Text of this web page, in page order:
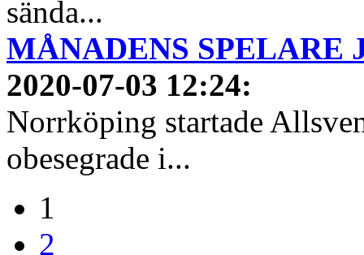
sända...
MÅNADENS SPELARE
2020-07-03 12:24:
Norrköping startade
obesegrade i...
1
2